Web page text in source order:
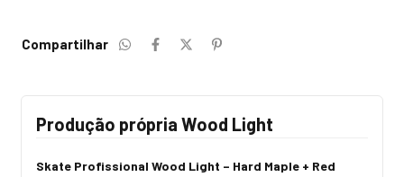
Compartilhar
Produção própria Wood Light
Skate Profissional Wood Light – Hard Maple + Red